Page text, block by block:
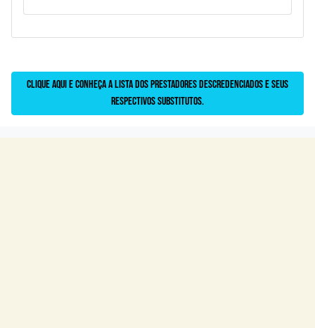
Clique aqui e conheça a lista dos prestadores descredenciados e seus
respectivos substitutos.